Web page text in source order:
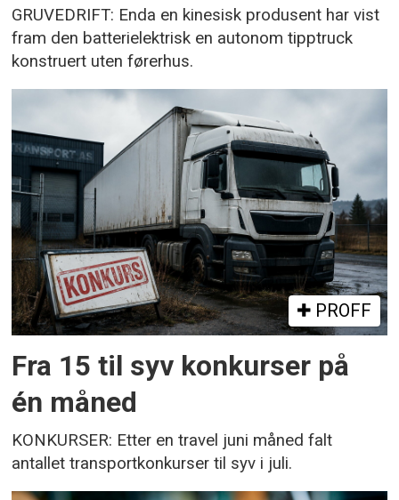
GRUVEDRIFT: Enda en kinesisk produsent har vist
fram den batterielektrisk en autonom tipptruck
konstruert uten førerhus.
PROFF
Fra 15 til syv konkurser på
én måned
KONKURSER: Etter en travel juni måned falt
antallet transportkonkurser til syv i juli.